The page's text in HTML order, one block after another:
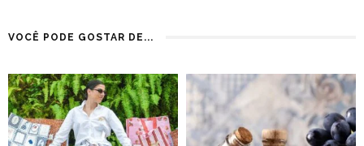
VOCÊ PODE GOSTAR DE...